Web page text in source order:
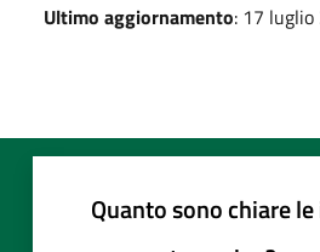
Ultimo aggiornamento: 17
Quanto sono chiare